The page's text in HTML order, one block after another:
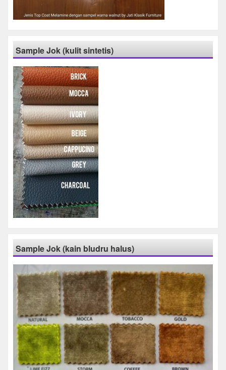
Sample Jok (kulit sintetis)
Sample Jok (kain bludru halus)